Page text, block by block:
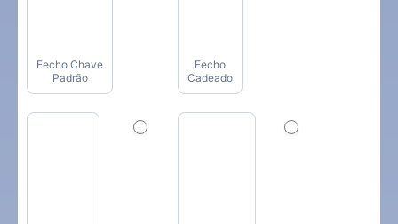
Fecho Chave
Padrão
Fecho
Cadeado